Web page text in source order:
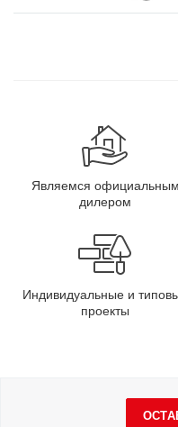
Являемся официальным
дилером
Индивидуальные и
проекты